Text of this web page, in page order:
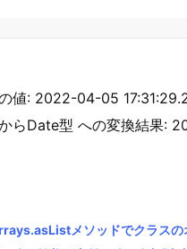
値: 2022-04-05
らDate型 への変換結果:
メソッドでクラス